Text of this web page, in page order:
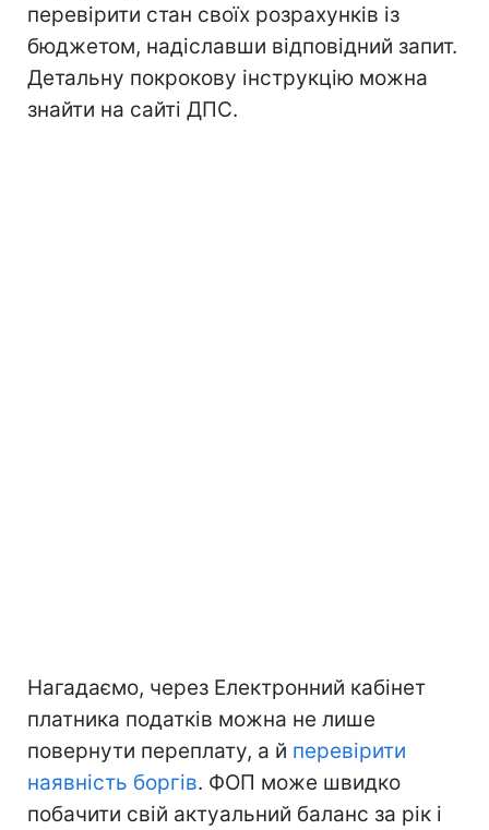
перевірити стан своїх розрахунків із
бюджетом, надіславши відповідний запит.
Детальну покрокову інструкцію можна
знайти на сайті ДПС.
Нагадаємо, через Електронний кабінет
платника податків можна не лише
повернути переплату, а й перевірити
наявність боргів. ФОП може швидко
побачити свій актуальний баланс за рік і